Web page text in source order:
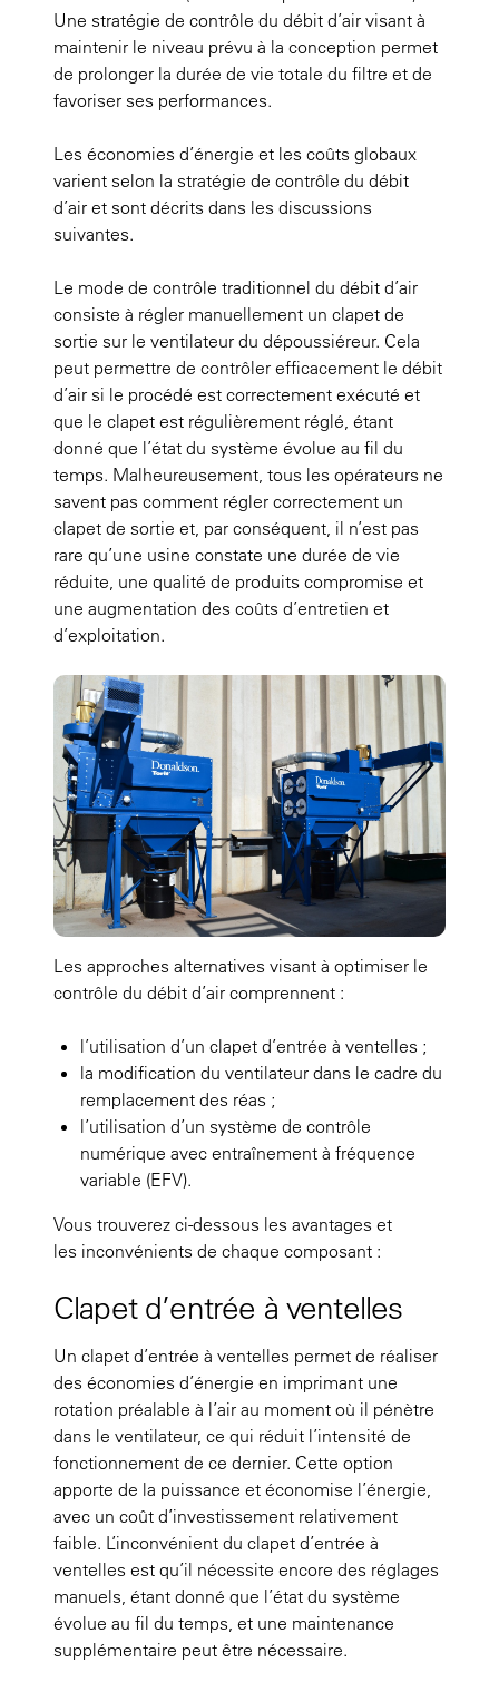
Une stratégie de contrôle du débit d’air visant à
maintenir le niveau prévu à la conception permet
de prolonger la durée de vie totale du filtre et de
favoriser ses performances.
Les économies d’énergie et les coûts globaux
varient selon la stratégie de contrôle du débit
d’air et sont décrits dans les discussions
suivantes.
Le mode de contrôle traditionnel du débit d’air
consiste à régler manuellement un clapet de
sortie sur le ventilateur du dépoussiéreur. Cela
peut permettre de contrôler efficacement le débit
d’air si le procédé est correctement exécuté et
que le clapet est régulièrement réglé, étant
donné que l’état du système évolue au fil du
temps. Malheureusement, tous les opérateurs ne
savent pas comment régler correctement un
clapet de sortie et, par conséquent, il n’est pas
rare qu’une usine constate une durée de vie
réduite, une qualité de produits compromise et
une augmentation des coûts d’entretien et
d’exploitation.
Les approches alternatives visant à optimiser le
contrôle du débit d’air comprennent :
l’utilisation d’un clapet d’entrée à ventelles ;
la modification du ventilateur dans le cadre du
remplacement des réas ;
l’utilisation d’un système de contrôle
numérique avec entraînement à fréquence
variable (EFV).
Vous trouverez ci-dessous les avantages et
les inconvénients de chaque composant :
Clapet d’entrée à ventelles
Un clapet d’entrée à ventelles permet de réaliser
des économies d’énergie en imprimant une
rotation préalable à l’air au moment où il pénètre
dans le ventilateur, ce qui réduit l’intensité de
fonctionnement de ce dernier. Cette option
apporte de la puissance et économise l’énergie,
avec un coût d’investissement relativement
faible. L’inconvénient du clapet d’entrée à
ventelles est qu’il nécessite encore des réglages
manuels, étant donné que l’état du système
évolue au fil du temps, et une maintenance
supplémentaire peut être nécessaire.